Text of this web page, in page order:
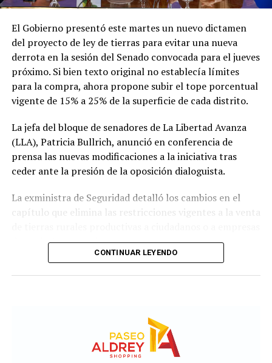
Con este viaje, Milei busca continuar afianzando las
relaciones bilaterales y la sintonía política con los
gobiernos de la región que comparten sus ideas, en una
gira que se extenderá hasta el fin de semana antes de su
regreso a Buenos Aires.
El Gobierno presentó este martes un nuevo dictamen
del proyecto de ley de tierras para evitar una nueva
derrota en la sesión del Senado convocada para el jueves
próximo. Si bien texto original no establecía límites
para la compra, ahora propone subir el tope porcentual
vigente de 15% a 25% de la superficie de cada distrito.
La jefa del bloque de senadores de La Libertad Avanza
(LLA), Patricia Bullrich, anunció en conferencia de
prensa las nuevas modificaciones a la iniciativa tras
ceder ante la presión de la oposición dialoguista.
La exministra de Seguridad detalló los cambios en el
capítulo que elimina las restricciones vigentes a la venta
de capitales extranjeros.
Por otro lado, la iniciativa introduce un agregado sobre
el artículo 4 de Ley N° 21.499 relacionada a las
CONTINUAR LEYENDO